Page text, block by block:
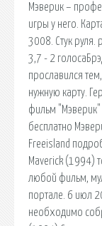
Мэверик –
игры у него.
3008. Стук руля.
3,7 - 2
прославился
нужную карту.
фильм "Мэверик"
бесплатно
Freeisland
Maverick (1994)
любой фильм,
портале. 6 июл
необходимо